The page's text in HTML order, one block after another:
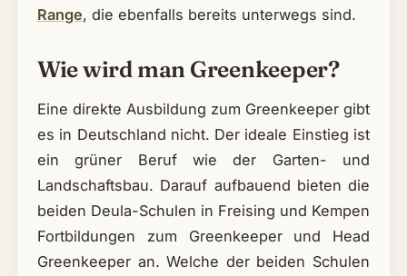
Range, die ebenfalls bereits unterwegs sind.
Wie wird man Greenkeeper?
Eine direkte Ausbildung zum Greenkeeper gibt
es in Deutschland nicht. Der ideale Einstieg ist
ein grüner Beruf wie der Garten- und
Landschaftsbau. Darauf aufbauend bieten die
beiden Deula-Schulen in Freising und Kempen
Fortbildungen zum Greenkeeper und Head
Greenkeeper an. Welche der beiden Schulen